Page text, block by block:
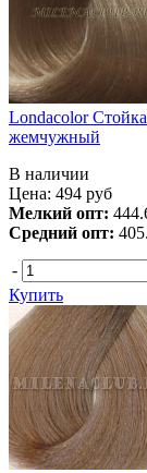
Londacolor
жемчужный
В наличии
Цена: 494 руб
Мелкий опт:
Средний опт:
-
Купить